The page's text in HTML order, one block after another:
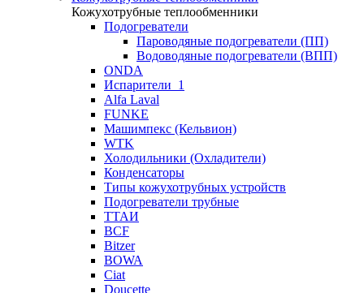
Кожухотрубные теплообменники
Подогреватели
Пароводяные подогреватели (ПП)
Водоводяные подогреватели (ВПП)
ONDA
Испарители_1
Alfa Laval
FUNKE
Машимпекс (Кельвион)
WTK
Холодильники (Охладители)
Конденсаторы
Типы кожухотрубных устройств
Подогреватели трубные
ТТАИ
BCF
Bitzer
BOWA
Ciat
Doucette